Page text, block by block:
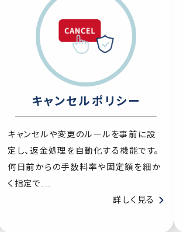
キャンセルポリシー
キャンセルや変更のルールを事前に設
定し、返金処理を自動化する機能です。
何日前からの手数料率や固定額を細か
く指定で...
詳しく見る